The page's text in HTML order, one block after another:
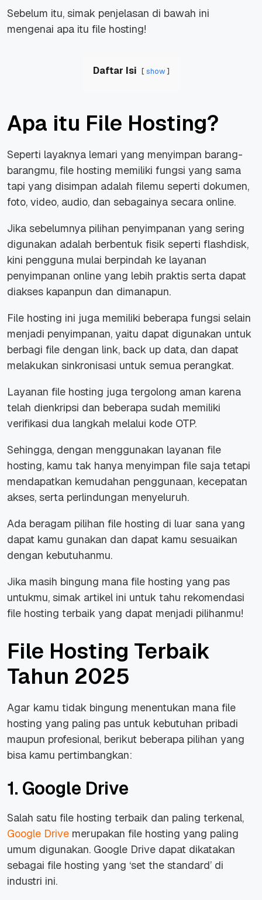
Sebelum itu, simak penjelasan di bawah ini
mengenai apa itu file hosting!
Daftar Isi show
Apa itu File Hosting?
Seperti layaknya lemari yang menyimpan barang-
barangmu, file hosting memiliki fungsi yang sama
tapi yang disimpan adalah filemu seperti dokumen,
foto, video, audio, dan sebagainya secara online.
Jika sebelumnya pilihan penyimpanan yang sering
digunakan adalah berbentuk fisik seperti flashdisk,
kini pengguna mulai berpindah ke layanan
penyimpanan online yang lebih praktis serta dapat
diakses kapanpun dan dimanapun.
File hosting ini juga memiliki beberapa fungsi selain
menjadi penyimpanan, yaitu dapat digunakan untuk
berbagi file dengan link, back up data, dan dapat
melakukan sinkronisasi untuk semua perangkat.
Layanan file hosting juga tergolong aman karena
telah dienkripsi dan beberapa sudah memiliki
verifikasi dua langkah melalui kode OTP.
Sehingga, dengan menggunakan layanan file
hosting, kamu tak hanya menyimpan file saja tetapi
mendapatkan kemudahan penggunaan, kecepatan
akses, serta perlindungan menyeluruh.
Ada beragam pilihan file hosting di luar sana yang
dapat kamu gunakan dan dapat kamu sesuaikan
dengan kebutuhanmu.
Jika masih bingung mana file hosting yang pas
untukmu, simak artikel ini untuk tahu rekomendasi
file hosting terbaik yang dapat menjadi pilihanmu!
File Hosting Terbaik
Tahun 2025
Agar kamu tidak bingung menentukan mana file
hosting yang paling pas untuk kebutuhan pribadi
maupun profesional, berikut beberapa pilihan yang
bisa kamu pertimbangkan:
1. Google Drive
Salah satu file hosting terbaik dan paling terkenal,
Google Drive merupakan file hosting yang paling
umum digunakan. Google Drive dapat dikatakan
sebagai file hosting yang ‘set the standard’ di
industri ini.